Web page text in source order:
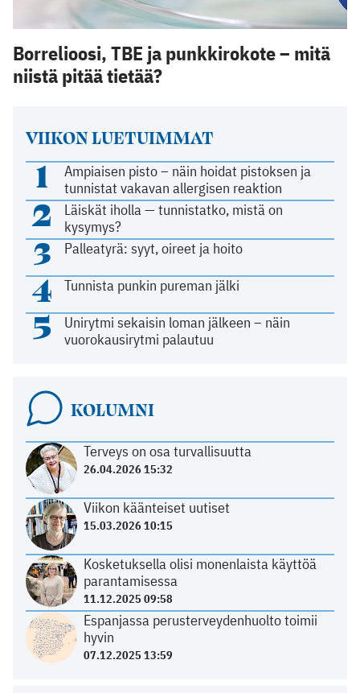
VIIKON LUETUIMMAT
1
Ampiaisen pisto – näin hoidat pistoksen ja
tunnistat vakavan allergisen reaktion
2
Läiskät iholla — tunnistatko, mistä on
kysymys?
3 Palleatyrä: syyt, oireet ja hoito
4 Tunnista punkin pureman jälki
5
Unirytmi sekaisin loman jälkeen – näin
vuorokausirytmi palautuu
KOLUMNI
Terveys on osa turvallisuutta
26.04.2026 15:32
Viikon käänteiset uutiset
15.03.2026 10:15
Kosketuksella olisi monenlaista käyttöä
parantamisessa
11.12.2025 09:58
Espanjassa perusterveydenhuolto toimii
hyvin
07.12.2025 13:59
Borrelioosi, TBE ja punkkirokote – mitä
niistä pitää tietää?